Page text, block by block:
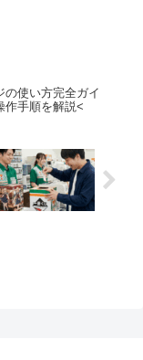
の使い方完全ガイ
作手順を解説<